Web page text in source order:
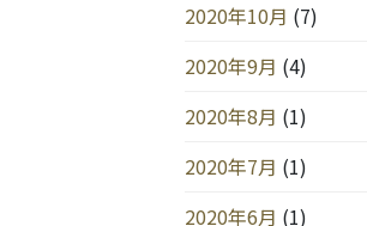
2020年10月 (7)
2020年9月 (4)
2020年8月 (1)
2020年7月 (1)
2020年6月 (1)